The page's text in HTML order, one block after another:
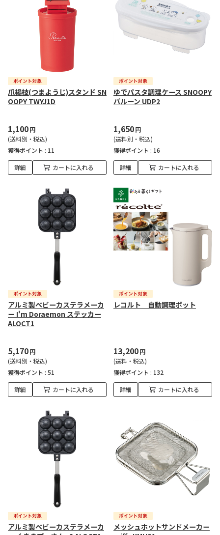
爪楊枝(つまようじ)スタンド SN
OOPY TWYJ1D
1,100円
(送料別・税込)
獲得ポイント : 11
詳細 カートに入れる
ゆでパスタ調理ケース SNOOPY
バルーン UDP2
1,650円
(送料別・税込)
獲得ポイント : 16
詳細 カートに入れる
アルミ製ベビーカステラメーカ
ー I'm Doraemon ステッカー
ALOCT1
5,170円
(送料別・税込)
獲得ポイント : 51
詳細 カートに入れる
レコルト 自動調理ポット
13,200円
(送料・税込)
獲得ポイント : 132
詳細 カートに入れる
アルミ製ベビーカステラメーカ
メッシュホットサンドメーカー